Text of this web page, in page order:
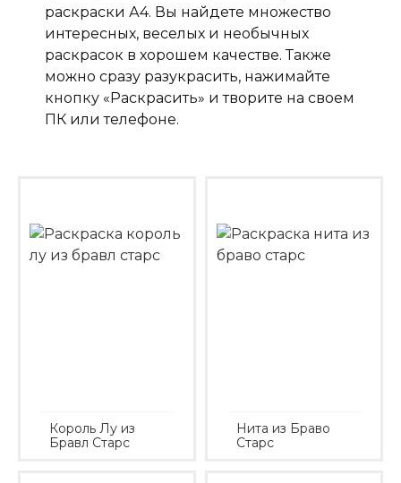
раскраски А4. Вы найдете множество
интересных, веселых и необычных
раскрасок в хорошем качестве. Также
можно сразу разукрасить, нажимайте
кнопку «Раскрасить» и творите на своем
ПК или телефоне.
Король Лу из
Бравл Старс
Нита из Браво
Старс